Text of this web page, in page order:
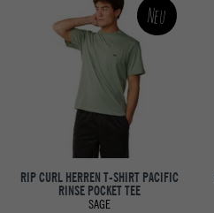
Neu
RIP CURL HERREN T-SHIRT PACIFIC
RINSE POCKET TEE
SAGE